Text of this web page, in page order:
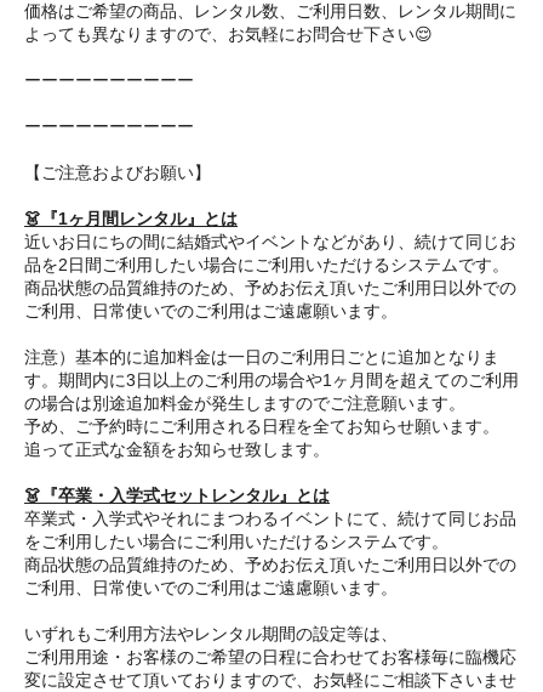
価格はご希望の商品、レンタル数、ご利用日数、レンタル期間に
よっても異なりますので、お気軽にお問合せ下さい😌
ーーーーーーーーーー
ーーーーーーーーーー
【ご注意およびお願い】
👗『1ヶ月間レンタル』とは
近いお日にちの間に結婚式やイベントなどがあり、続けて同じお
品を2日間ご利用したい場合にご利用いただけるシステムです。
商品状態の品質維持のため、予めお伝え頂いたご利用日以外での
ご利用、日常使いでのご利用はご遠慮願います。
注意）基本的に追加料金は一日のご利用日ごとに追加となりま
す。期間内に3日以上のご利用の場合や1ヶ月間を超えてのご利用
の場合は別途追加料金が発生しますのでご注意願います。
予め、ご予約時にご利用される日程を全てお知らせ願います。
追って正式な金額をお知らせ致します。
👗『卒業・入学式セットレンタル』とは
卒業式・入学式やそれにまつわるイベントにて、続けて同じお品
をご利用したい場合にご利用いただけるシステムです。
商品状態の品質維持のため、予めお伝え頂いたご利用日以外での
ご利用、日常使いでのご利用はご遠慮願います。
いずれもご利用方法やレンタル期間の設定等は、
ご利用用途・お客様のご希望の日程に合わせてお客様毎に臨機応
変に設定させて頂いておりますので、お気軽にご相談下さいませ